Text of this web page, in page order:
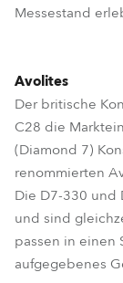
Messestand
Avolites
Der britische
C28 die
(Diamond 7)
renommierten
Die D7-330 und
und sind
passen in einen
aufgegebenes